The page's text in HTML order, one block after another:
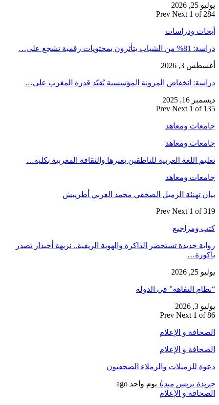
يوليو 25, 2026
Prev Next 1 of 284
أبحاث ودراسات
دراسة: 81% من الشباب يتأثرون بمحتويات رقمية تشجع على…
أغسطس 3, 2026
دراسة: انخفاض المرونة المؤسسية يُقيّد قدرة المغرب على…
ديسمبر 16, 2025
Prev Next 1 of 135
جامعات ومعاهد
جامعات ومعاهد
تعليم اللغة العربية للناطقين بغيرها والثقافة المغربية بكلية…
جامعات ومعاهد
بيان تهنئة الزميل الصحفي محمد العربي أطريبش
Prev Next 1 of 319
كتب ومراجيع
رواية جديدة تستحضر الذاكرة والهوية الريفية.. نزيهة أحيذار تصدر
باكورة…
يوليو 25, 2026
“نظام التفاهة” في الدولة
يوليو 3, 2026
Prev Next 1 of 86
الصحافة و الإعلام
الصحافة و الإعلام
دعوة للزميلات والزملاء الصحفيون
جريدة بريس ميديا يوم واحد ago
الصحافة و الإعلام